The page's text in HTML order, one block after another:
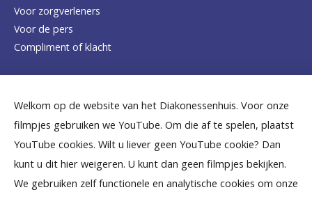
Welkom op de website van het Diakonessenhuis. Voor onze
filmpjes gebruiken we YouTube. Om die af te spelen, plaatst
YouTube cookies. Wilt u liever geen YouTube cookie? Dan
kunt u dit hier weigeren. U kunt dan geen filmpjes bekijken.
We gebruiken zelf functionele en analytische cookies om onze
h
o
p
a
g
e
Voor zorgverleners
Voor de pers
Compliment of klacht
Dicht bij jou
B
e
k
B
e
k
B
e
k
B
e
k
B
e
k